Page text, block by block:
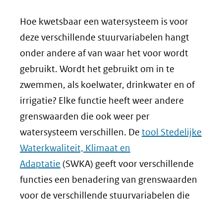
Hoe kwetsbaar een watersysteem is voor
deze verschillende stuurvariabelen hangt
onder andere af van waar het voor wordt
gebruikt. Wordt het gebruikt om in te
zwemmen, als koelwater, drinkwater en of
irrigatie? Elke functie heeft weer andere
grenswaarden die ook weer per
watersysteem verschillen. De tool Stedelijke
Waterkwaliteit, Klimaat en
Adaptatie (SWKA) geeft voor verschillende
functies een benadering van grenswaarden
voor de verschillende stuurvariabelen die